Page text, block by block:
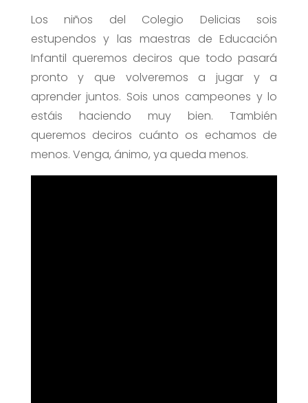
Los niños del Colegio Delicias sois
estupendos y las maestras de Educación
Infantil queremos deciros que todo pasará
pronto y que volveremos a jugar y a
aprender juntos. Sois unos campeones y lo
estáis haciendo muy bien. También
queremos deciros cuánto os echamos de
menos. Venga, ánimo, ya queda menos.